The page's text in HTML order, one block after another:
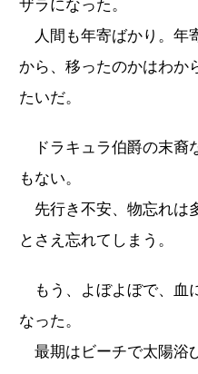
ザラになった。
人間も年寄ばかり。年
から、移ったのかはわか
たいだ。
ドラキュラ伯爵の末裔
もない。
先行き不安、物忘れは
とさえ忘れてしまう。
もう、よぼよぼで、血
なった。
最期はビーチで太陽浴